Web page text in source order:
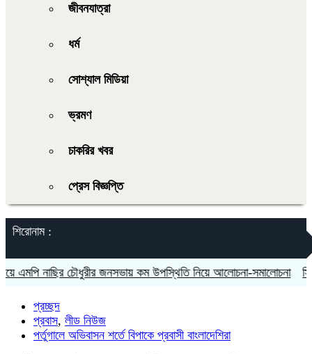
জীবনযাত্রা
ধর্ম
সোশ্যাল মিডিয়া
ভ্রমণ
চাকরির খবর
প্রেস বিজ্ঞপ্তি
শিরোনাম :
এমপি নাছির চৌধুরীর জনসভায় কম উপস্থিতি নিয়ে আলোচনা-সমালোচনা
প্রচ্ছদ
প্রবাস, লীড নিউজ
পর্তুগালে অভিবাসন শর্তে বিপাকে প্রবাসী বাংলাদেশিরা